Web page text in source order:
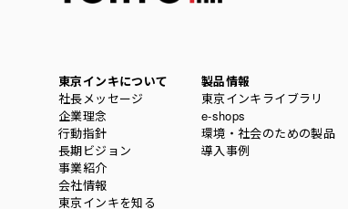
東京インキについて
社長メッセージ
企業理念
行動指針
長期ビジョン
事業紹介
会社情報
東京インキを知る
製品情報
東京インキライブラリ
e-shops
環境・社会のための製品
導入事例